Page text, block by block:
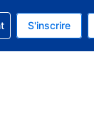
celle-ci :
actuelle est
votre
S'inscrire